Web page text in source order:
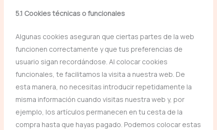
5.1 Cookies técnicas o funcionales
Algunas cookies aseguran que ciertas partes de la web
funcionen correctamente y que tus preferencias de
usuario sigan recordándose. Al colocar cookies
funcionales, te facilitamos la visita a nuestra web. De
esta manera, no necesitas introducir repetidamente la
misma información cuando visitas nuestra web y, por
ejemplo, los artículos permanecen en tu cesta de la
compra hasta que hayas pagado. Podemos colocar estas